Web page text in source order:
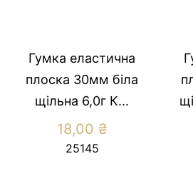
Гумка еластична
плоска 30мм біла
щільна 6,0г К...
18,00 ₴
25145